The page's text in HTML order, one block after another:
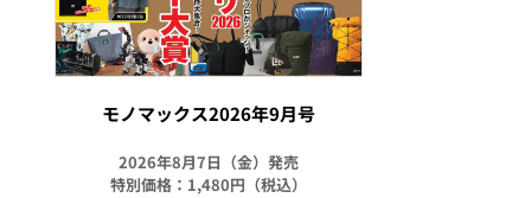
モノマックス2026年9月号
2026年8月7日（金）発売
特別価格：1,480円（税込）